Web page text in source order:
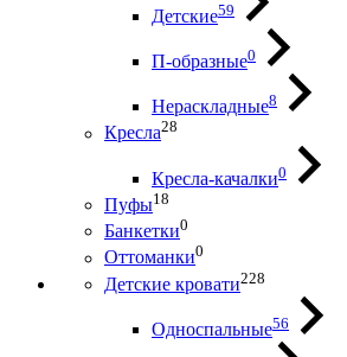
Детские59
П-образные0
Нераскладные8
Кресла28
Кресла-качалки0
Пуфы18
Банкетки0
Оттоманки0
Детские кровати228
Односпальные56